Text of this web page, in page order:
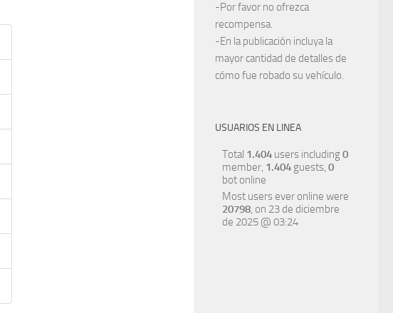
-Por favor no ofrezca
recompensa.
-En la publicación incluya la
mayor cantidad de detalles de
cómo fue robado su vehículo.
USUARIOS EN LINEA
Total 1.404 users including0
member, 1.404 guests, 0
bot online
Most users ever online were
20798, on 23 de diciembre
de 2025 @ 03:24